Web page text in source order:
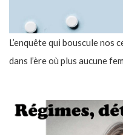
L’enquête qui bouscule
dans l’ère où plus aucune